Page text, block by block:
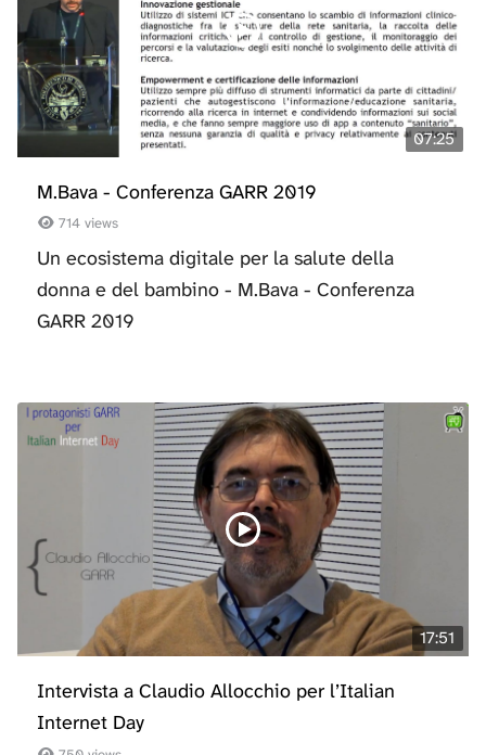
07:25
M.Bava - Conferenza GARR 2019
714 views
Un ecosistema digitale per la salute della
donna e del bambino - M.Bava - Conferenza
GARR 2019
17:51
Intervista a Claudio Allocchio per l’Italian
Internet Day